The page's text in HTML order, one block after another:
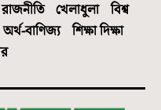
রাজনীতি খেলাধুলা
বিশ্ব
অর্থ-বাণিজ্য
শিক্ষা দিক্ষা